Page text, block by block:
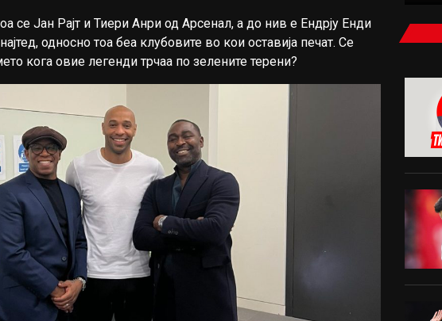
се Јан Рајт и Тиери Анри од Арсенал, а до нив е Ендрју Енди
односно тоа беа клубовите во кои оставија печат. Се
кога овие легенди трчаа по зелените терени?